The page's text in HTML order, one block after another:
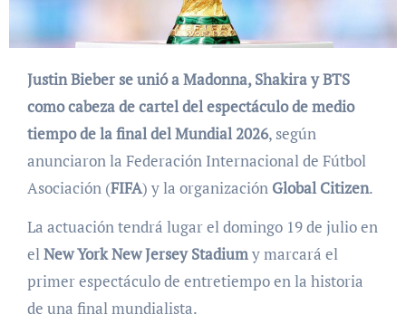
Justin Bieber se unió a Madonna, Shakira y BTS
como cabeza de cartel del espectáculo de medio
tiempo de la final del Mundial 2026, según
anunciaron la Federación Internacional de Fútbol
Asociación (FIFA) y la organización Global Citizen.
La actuación tendrá lugar el domingo 19 de julio en
elNew York New Jersey Stadiumy marcará el
primer espectáculo de entretiempo en la historia
de una final mundialista.